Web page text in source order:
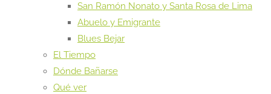
San Ramón Nonato y Santa Rosa de Lima
Abuelo y Emigrante
Blues Bejar
El Tiempo
Dónde Bañarse
Qué ver